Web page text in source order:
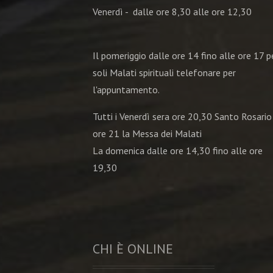
Venerdì - dalle ore 8,30 alle ore 12,30
Il pomeriggio dalle ore 14 fino alle ore 17
soli Malati spirituali telefonare per
l'appuntamento.
Tutti i Venerdì sera ore 20,30 Santo Rosario
ore 21 la Messa dei Malati
La domenica dalle ore 14,30 fino alle ore
19,30
CHI È ONLINE